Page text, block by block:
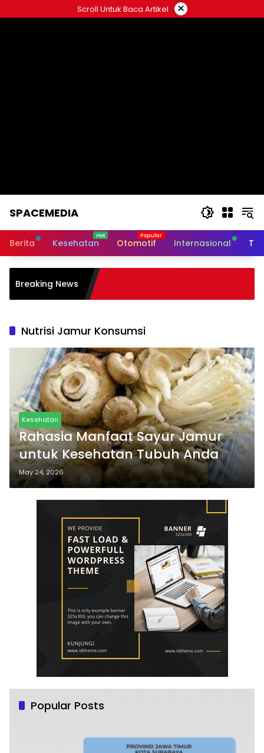
to
Scroll Untuk Baca Artikel ×
SPACEMEDIA
Berita Kesehatan Otomotif Internasional
Breaking News
pada
Nutrisi Jamur Konsumsi
Kesehatan
Rahasia Manfaat Sayur Jamur
untuk Kesehatan Tubuh Anda
May 24, 2026
Popular Posts